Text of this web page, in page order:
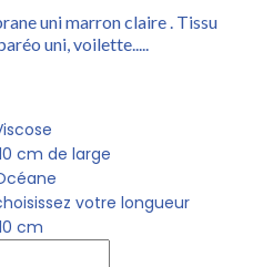
uni marron claire . Tissu
uni, voilette.....
cm de large
votre longueur
cm